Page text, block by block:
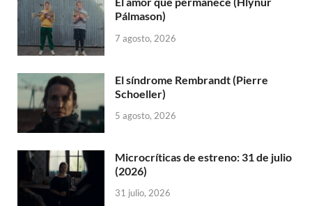
Pálmason)
7 agosto, 2026
El síndrome Rembrandt (Pierre
Schoeller)
5 agosto, 2026
Microcríticas de estreno: 31 de julio
(2026)
31 julio, 2026